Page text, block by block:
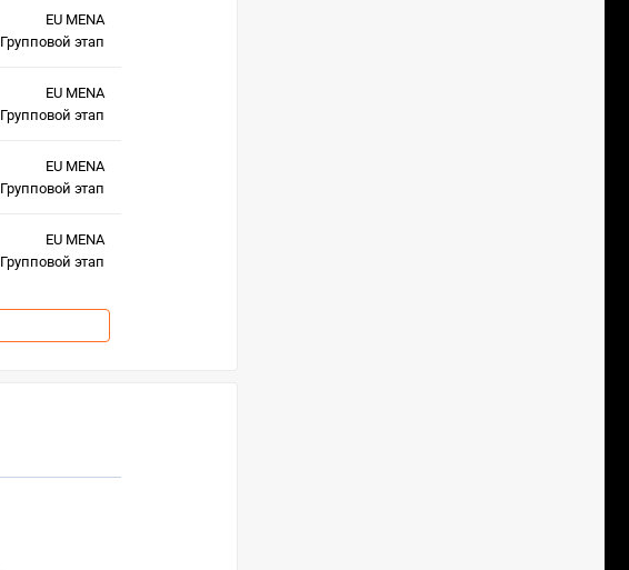
EU MENA
Групповой этап
EU MENA
Групповой этап
EU MENA
Групповой этап
EU MENA
Групповой этап